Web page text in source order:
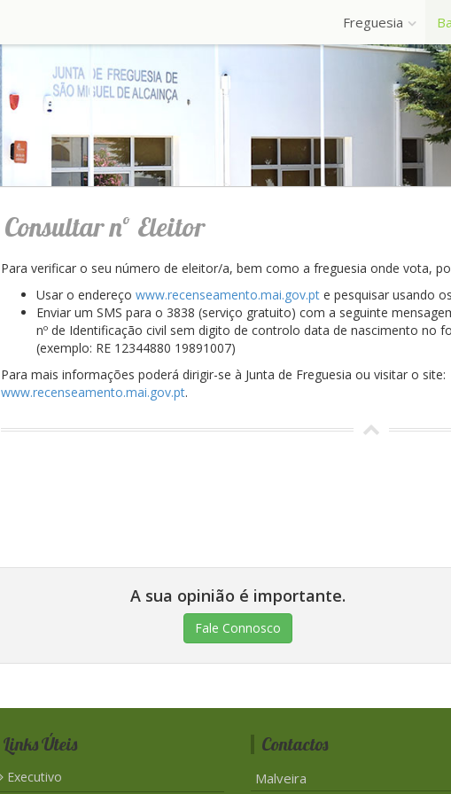
Freguesia
Consultar nº Eleitor
Para verificar o seu número de eleitor/a, bem como a freguesia onde vota,
Usar o endereço www.recenseamento.mai.gov.pte pesquisar usando
Enviar um SMS para o 3838 (serviço gratuito) com a seguinte
nº de Identificação civil sem digito de controlo data de nascimento no
(exemplo: RE 12344880 19891007)
Para mais informações poderá dirigir-se à Junta de Freguesia ou visitar o site:
www.recenseamento.mai.gov.pt.
A sua opinião é importante.
Fale Connosco
Links Úteis
Executivo
Contactos
Malveira